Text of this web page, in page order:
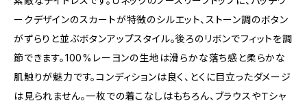
ークデザインのスカートが特徴のシルエット、ストーン調のボタン
がずらりと並ぶボタンアップスタイル。後ろのリボンでフィットを調
節できます。100%レーヨンの生地は滑らかな落ち感と柔らかな
肌触りが魅力です。コンディションは良く、とくに目立ったダメージ
は見られません。一枚での着こなしはもちろん、ブラウスやＴシャ